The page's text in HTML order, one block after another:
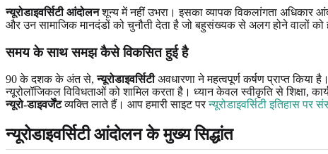
न्यूरोडाइवर्सिटी आंदोलनशून्य में नहीं उभरा। इसका व्यापक विकलांगता अधिकार
और उन सामाजिक मानदंडों को चुनौती देता है जो बहुसंख्यक से अलग होने वालों को
समय के साथ समझ कैसे विकसित हुई है
90 के दशक के अंत से,न्यूरोडाइवर्सिटीअवधारणा ने महत्वपूर्ण कर्षण प्राप्त किया
न्यूरोलॉजिकल विविधताओं को शामिल करता है। ध्यान केवल स्वीकृति से शिक्षा,
न्यूरो-डाइवर्जेंटव्यक्ति लाते हैं। आप हमारी साइट परन्यूरोडाइवर्सिटी इतिहास
न्यूरोडाइवर्सिटी आंदोलन के मुख्य सिद्धांत